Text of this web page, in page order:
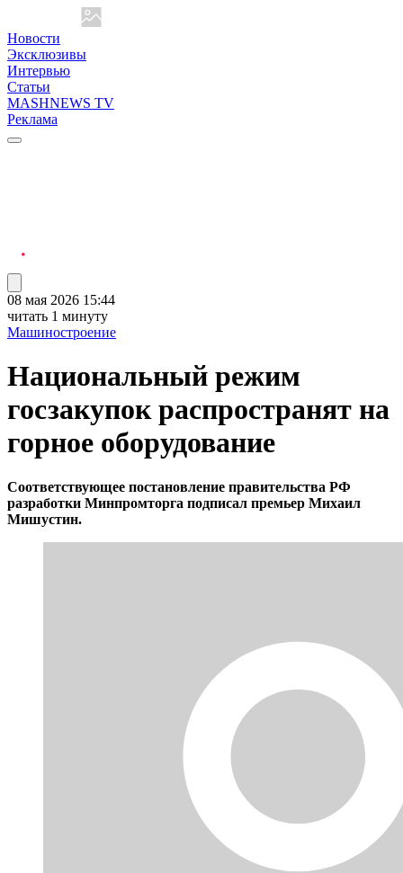
Новости
Эксклюзивы
Интервью
Статьи
MASHNEWS TV
Реклама
08 мая 2026 15:44
читать 1 минуту
Машиностроение
Национальный режим
госзакупок распространят на
горное оборудование
Соответствующее постановление правительства РФ
разработки Минпромторга подписал премьер Михаил
Мишустин.